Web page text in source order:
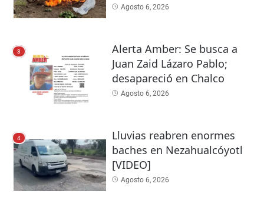
Agosto 6, 2026
3
Alerta Amber: Se busca a
Juan Zaid Lázaro Pablo;
desapareció en Chalco
Agosto 6, 2026
4
Lluvias reabren enormes
baches en Nezahualcóyotl
[VIDEO]
Agosto 6, 2026